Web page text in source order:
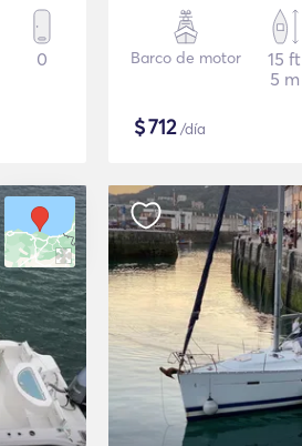
0 Barco de motor
15 ft
5 m
$712/día